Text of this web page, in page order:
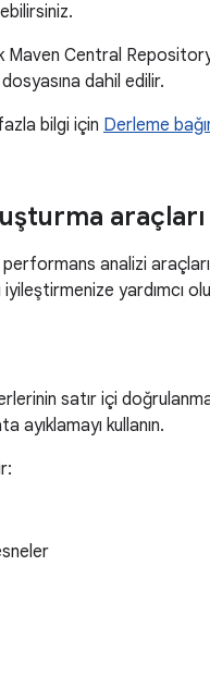
Central
dahil edilir.
fazla bilgi için Derleme
araçları
analizi
iyileştirmenize yardımcı
satır içi
ayıklamayı kullanın.